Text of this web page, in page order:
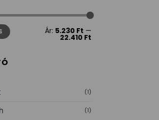
Ár: 5.230 Ft —
22.410 Ft
(1)
(1)